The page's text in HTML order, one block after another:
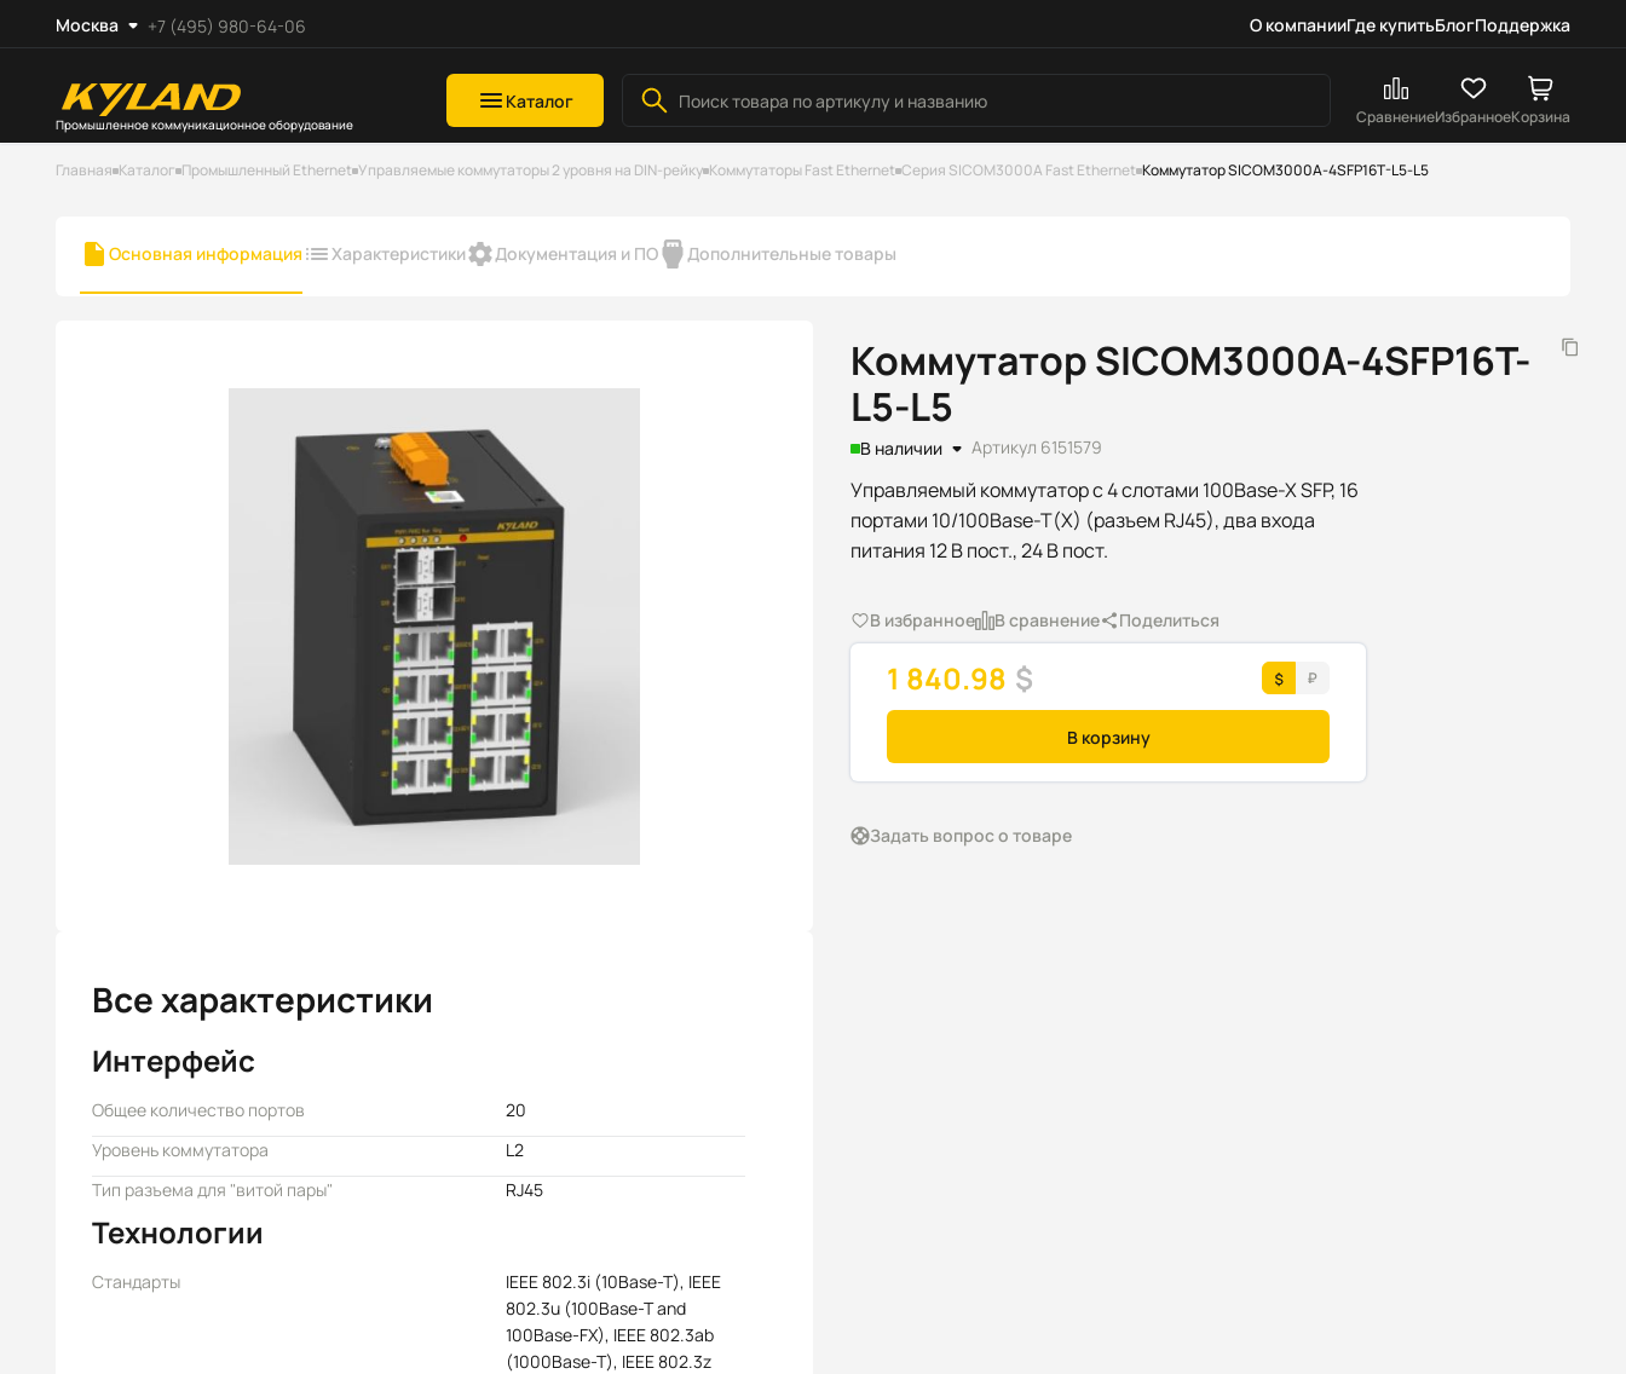
Москва +7 (495) 980-64-06 О компанииГде купитьБлогПоддержка
Промышленное коммуникационное оборудование
Каталог
СравнениеИзбранноеКорзина
Главная Каталог Промышленный Ethernet Управляемые коммутаторы 2 уровня на DIN-рейку Коммутаторы Fast Ethernet Серия SICOM3000A Fast Ethernet Коммутатор SICOM3000A-4SFP16T-L5-L5
Основная информация Характеристики Документация и ПО Дополнительные товары
Коммутатор SICOM3000A-4SFP16T-
L5-L5
В наличии Артикул 6151579
Управляемый коммутатор c 4 слотами 100Base-X SFP, 16
портами 10/100Base-T(X) (разъем RJ45), два входа
питания 12 В пост., 24 В пост.
В избранное В сравнение Поделиться
1 840.98 $
В корзину
Задать вопрос о товаре
Все характеристики
Интерфейс
Общее количество портов
20
Уровень коммутатора
L2
Тип разъема для "витой пары"
RJ45
Технологии
Стандарты
IEEE 802.3i (10Base-T), IEEE
802.3u (100Base-T and
100Base-FX), IEEE 802.3ab
(1000Base-T), IEEE 802.3z